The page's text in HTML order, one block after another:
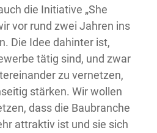
die Initiative „She
vor rund zwei Jahren ins
Die Idee dahinter ist,
tätig sind, und zwar
zu vernetzen,
stärken. Wir wollen
dass die Baubranche
attraktiv ist und sie sich